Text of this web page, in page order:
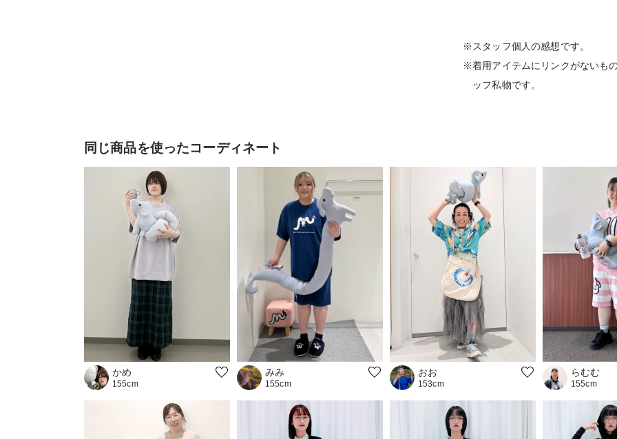
※スタッフ個人の感想です。
※着用アイテムにリンクがない
ッフ私物です。
同じ商品を使ったコーディネート
かめ
155cm
みみ
155cm
おお
153cm
らむむ
155cm